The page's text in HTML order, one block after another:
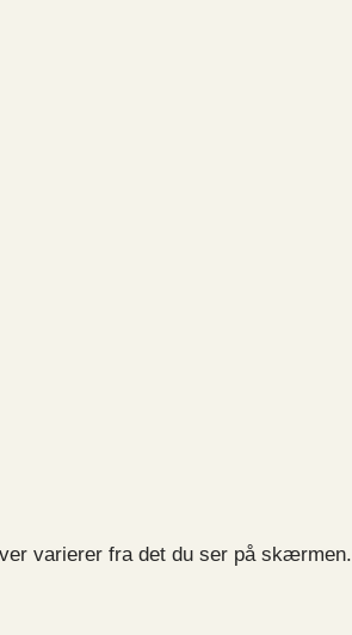
varierer fra det du ser på skærmen.